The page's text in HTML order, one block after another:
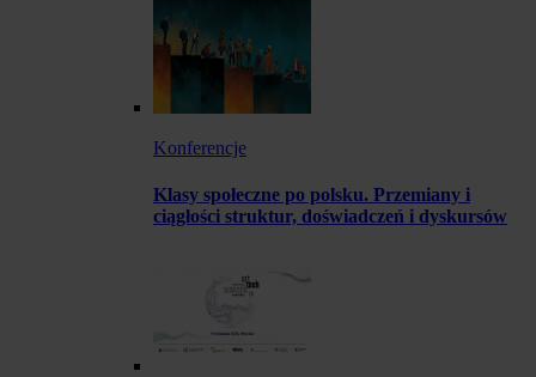
Konferencje
Klasy społeczne po polsku. Przemiany i
ciągłości struktur, doświadczeń i dyskursów